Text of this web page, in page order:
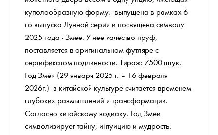
куполообразную форму, выпущена в рамках 6-
го выпуска Лунной серии и посвящена символу
2025 года - Змее. У нее качество пруф,
поставляется в оригинальном футляре с
сертификатом подлинности. Тираж: 7500 штук.
Год Змеи (29 января 2025 г. – 16 февраля
2026г.) в китайской культуре считается временем
глубоких размышлений и трансформации.
Согласно китайскому зодиаку, Год Змеи
символизирует тайну, интуицию и мудрость.